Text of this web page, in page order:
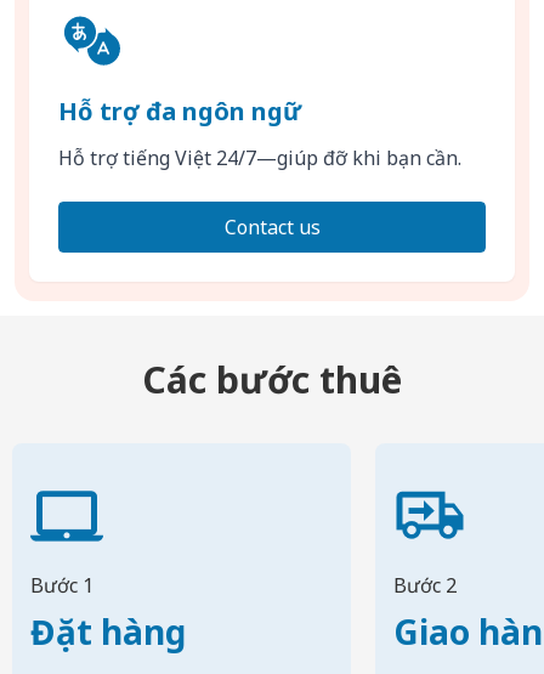
Hỗ trợ đa ngôn ngữ
Hỗ trợ tiếng Việt 24/7—giúp đỡ khi bạn cần.
Contact us
Các bước thuê
Bước 1
Đặt hàng
Bước 2
Giao